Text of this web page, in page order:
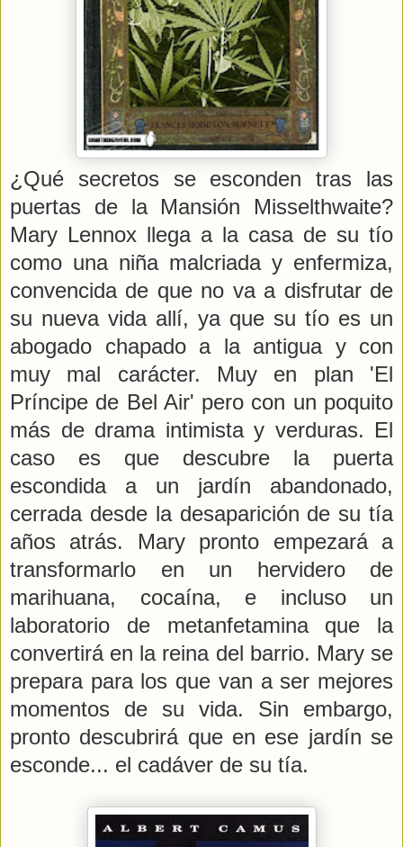
¿Qué secretos se esconden tras las
puertas de la Mansión Misselthwaite?
Mary Lennox llega a la casa de su tío
como una niña malcriada y enfermiza,
convencida de que no va a disfrutar de
su nueva vida allí, ya que su tío es un
abogado chapado a la antigua y con
muy mal carácter. Muy en plan 'El
Príncipe de Bel Air' pero con un poquito
más de drama intimista y verduras. El
caso es que descubre la puerta
escondida a un jardín abandonado,
cerrada desde la desaparición de su tía
años atrás. Mary pronto empezará a
transformarlo en un hervidero de
marihuana, cocaína, e incluso un
laboratorio de metanfetamina que la
convertirá en la reina del barrio. Mary se
prepara para los que van a ser mejores
momentos de su vida. Sin embargo,
pronto descubrirá que en ese jardín se
esconde... el cadáver de su tía.